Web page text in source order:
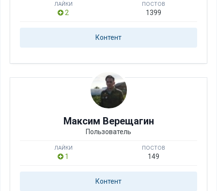
ЛАЙКИ
2
ПОСТОВ
1399
Контент
Максим Верещагин
Пользователь
ЛАЙКИ
1
ПОСТОВ
149
Контент